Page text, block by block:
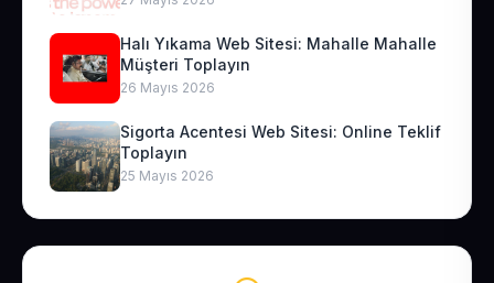
Halı Yıkama Web Sitesi: Mahalle Mahalle
Müşteri Toplayın
26 Mayıs 2026
Sigorta Acentesi Web Sitesi: Online Teklif
Toplayın
25 Mayıs 2026